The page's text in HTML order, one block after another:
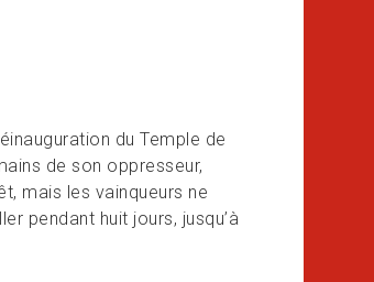
du Temple de
de son oppresseur,
mais les vainqueurs ne
pendant huit jours, jusqu’à